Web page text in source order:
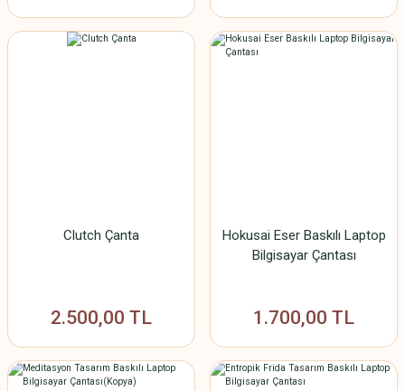
Clutch Çanta
2.500,00 TL
Hokusai Eser Baskılı Laptop
Bilgisayar Çantası
1.700,00 TL